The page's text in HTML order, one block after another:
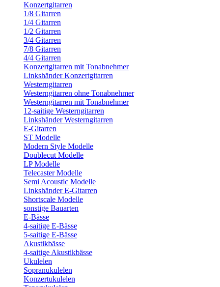
Konzertgitarren
1/8 Gitarren
1/4 Gitarren
1/2 Gitarren
3/4 Gitarren
7/8 Gitarren
4/4 Gitarren
Konzertgitarren mit Tonabnehmer
Linkshänder Konzertgitarren
Westerngitarren
Westerngitarren ohne Tonabnehmer
Westerngitarren mit Tonabnehmer
12-saitige Westerngitarren
Linkshänder Westerngitarren
E-Gitarren
ST Modelle
Modern Style Modelle
Doublecut Modelle
LP Modelle
Telecaster Modelle
Semi Acoustic Modelle
Linkshänder E-Gitarren
Shortscale Modelle
sonstige Bauarten
E-Bässe
4-saitige E-Bässe
5-saitige E-Bässe
Akustikbässe
4-saitige Akustikbässe
Ukulelen
Sopranukulelen
Konzertukulelen